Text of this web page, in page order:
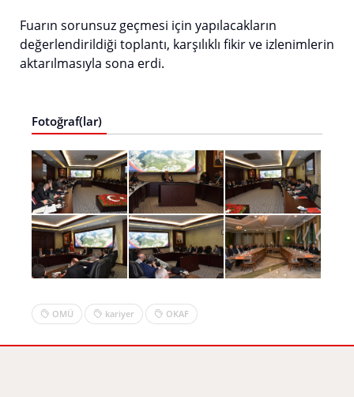
Fuarın sorunsuz geçmesi için yapılacakların
değerlendirildiği toplantı, karşılıklı fikir ve izlenimlerin
aktarılmasıyla sona erdi.
Fotoğraf(lar)
OMÜ kariyer OKAF